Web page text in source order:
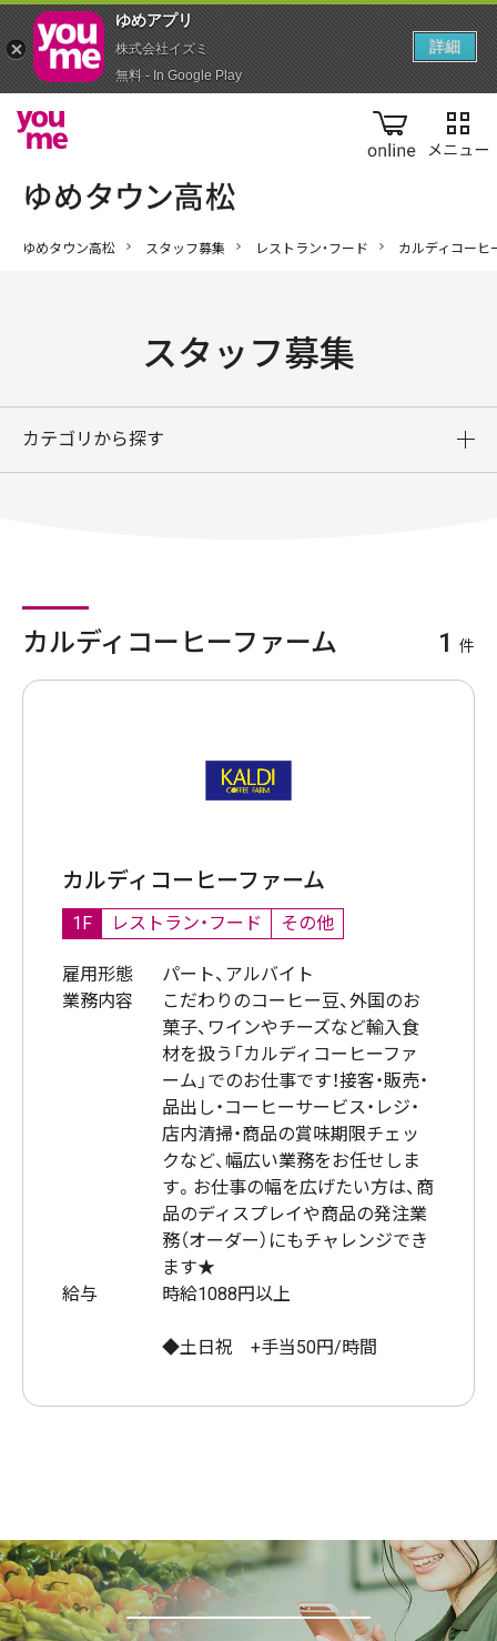
online
ゆめタウン高松 スタッフ募集 レストラン・フード カルディコーヒ
スタッフ募集
カテゴリから探す
カルディコーヒーファーム 1 件
カルディコーヒーファーム
1F レストラン・フード その他
雇用形態
パート、アルバイト
業務内容
こだわりのコーヒー豆、外国のお
菓子、ワインやチーズなど輸入食
材を扱う「カルディコーヒーファ
ーム」でのお仕事です！接客・販売・
品出し・コーヒーサービス・レジ・
店内清掃・商品の賞味期限チェッ
クなど、幅広い業務をお任せしま
す。お仕事の幅を広げたい方は、商
品のディスプレイや商品の発注業
務（オーダー）にもチャレンジでき
ます★
給与
時給1088円以上
◆土日祝 +手当50円/時間
ゆめアプ‪リ‬
株式会社イズミ
無料 - In Google Play
詳細